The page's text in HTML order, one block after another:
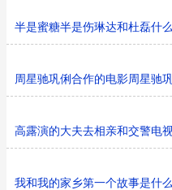
半是蜜糖半是伤琳达和杜磊什
周星驰巩俐合作的电影周星驰
高露演的大夫去相亲和交警电
我和我的家乡第一个故事是什